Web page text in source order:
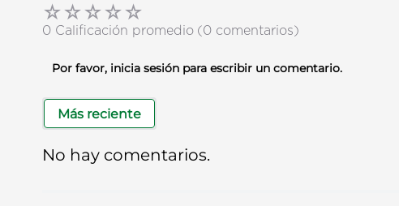
☆☆☆☆☆
0 Calificación promedio (0 comentarios)
Por favor, inicia sesión para escribir un comentario.
Más reciente
No hay comentarios.